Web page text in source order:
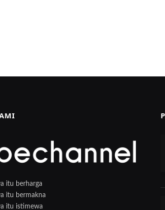
itu berharga
itu bermakna
itu istimewa